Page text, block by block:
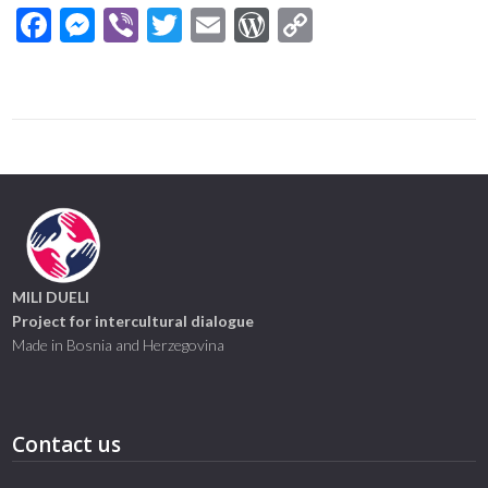
Facebook
Messenger
ViberTwitter
EmailWordPress
MILI DUELI
Project for intercultural dialogue
Made in Bosnia and Herzegovina
Contact us